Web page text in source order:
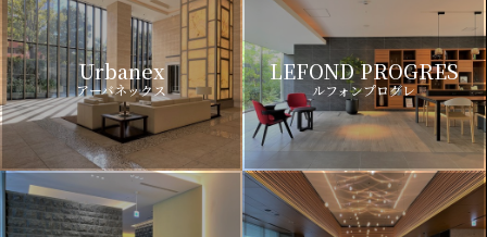
Urbanex
アーバネックス
LEFOND PROGRES
ルフォンプログレ